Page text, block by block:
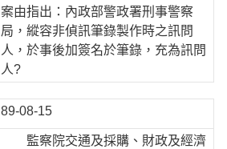
案由指出：內政部警政署刑事警察
局，縱容非偵訊筆錄製作時之訊問
人，於事後加簽名於筆錄，充為訊問
人?
89-08-15
監察院交通及採購、財政及經濟